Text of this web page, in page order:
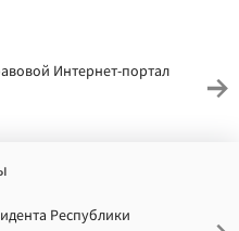
Интернет-портал
Республики